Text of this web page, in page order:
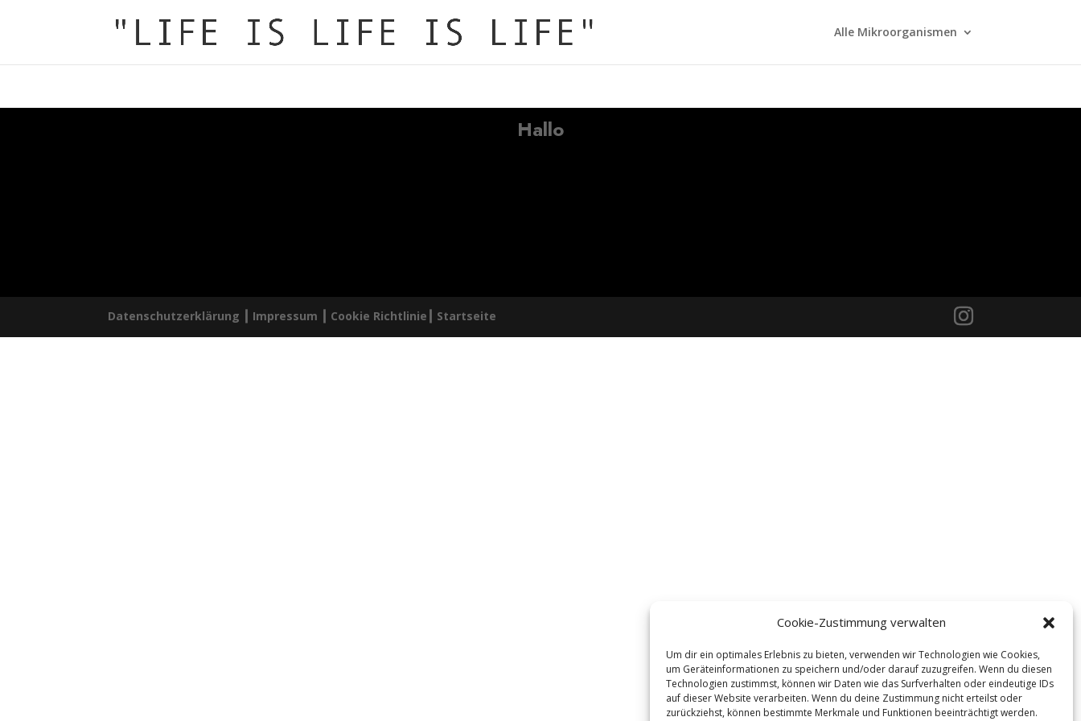
Cookie-Zustimmung verwalten
Um dir ein optimales Erlebnis zu bieten, verwenden wir Technologien wie Cookies,
um Geräteinformationen zu speichern und/oder darauf zuzugreifen. Wenn du diesen
Technologien zustimmst, können wir Daten wie das Surfverhalten oder eindeutige IDs
auf dieser Website verarbeiten. Wenn du deine Zustimmung nicht erteilst oder
zurückziehst, können bestimmte Merkmale und Funktionen beeinträchtigt werden.
Alle Mikroorganismen
Hallo
Datenschutzerklärung ┃ Impressum ┃ Cookie Richtlinie┃ Startseite